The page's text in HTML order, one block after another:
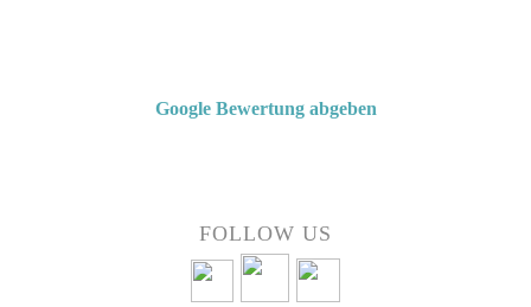
Google Bewertung abgeben
FOLLOW US